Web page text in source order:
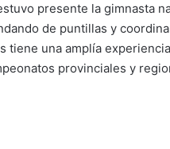
presente la gimnasta
de puntillas y
tiene una amplía
provinciales y